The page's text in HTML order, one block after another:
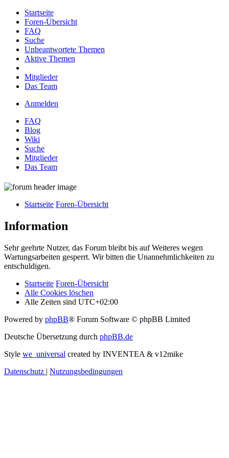
Startseite
Foren-Übersicht
FAQ
Suche
Unbeantwortete Themen
Aktive Themen
Mitglieder
Das Team
Anmelden
FAQ
Blog
Wiki
Suche
Mitglieder
Das Team
Startseite Foren-Übersicht
Information
Sehr geehrte Nutzer, das Forum bleibt bis auf Weiteres wegen
Wartungsarbeiten gesperrt. Wir bitten die Unannehmlichkeiten zu
entschuldigen.
Startseite Foren-Übersicht
Alle Cookies löschen
Alle Zeiten sind UTC+02:00
Powered by phpBB® Forum Software © phpBB Limited
Deutsche Übersetzung durch phpBB.de
Style we_universal created by INVENTEA & v12mike
Datenschutz | Nutzungsbedingungen